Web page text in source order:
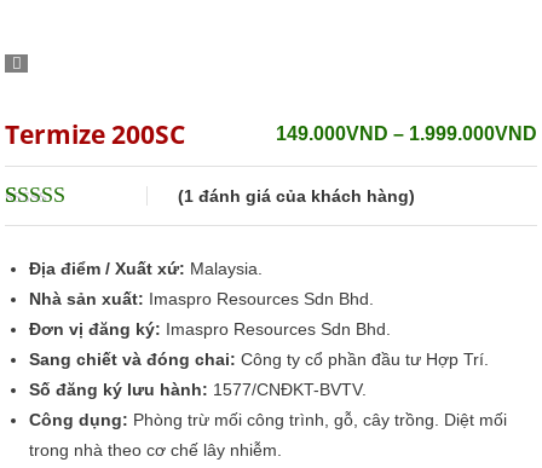
Termize 200SC 149.000VND – 1.999.000VND
5trên 5 dựa
1
(1đánh giá của khách hàng)
Địa điểm / Xuất xứ: Malaysia.
Nhà sản xuất: Imaspro Resources Sdn Bhd.
Đơn vị đăng ký: Imaspro Resources Sdn Bhd.
Sang chiết và đóng chai: Công ty cổ phần đầu tư Hợp Trí.
Số đăng ký lưu hành: 1577/CNĐKT-BVTV.
Công dụng: Phòng trừ mối công trình, gỗ, cây trồng. Diệt mối
trong nhà theo cơ chế lây nhiễm.